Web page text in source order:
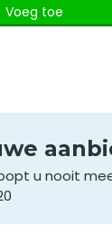
Voeg toe
u nooit